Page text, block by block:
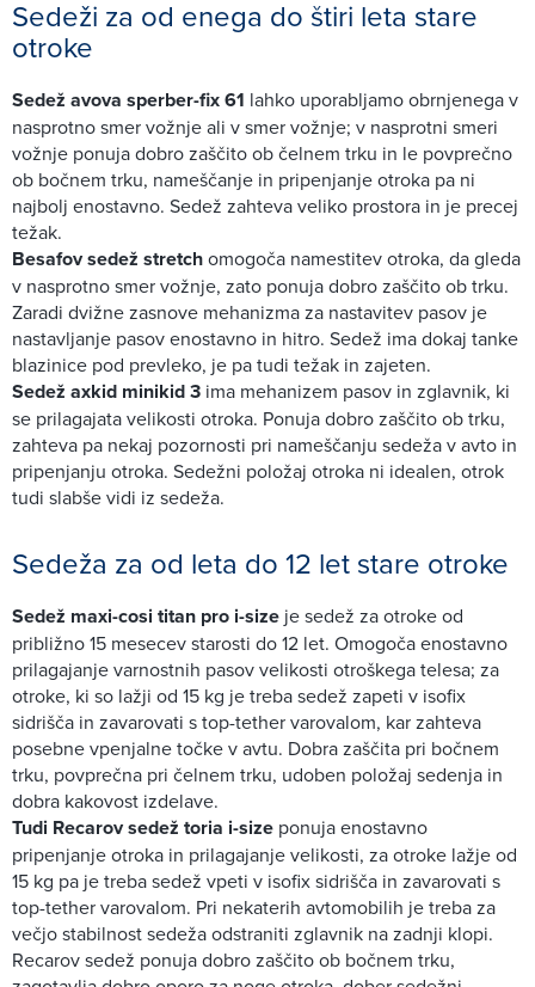
Sedeži za od enega do štiri leta stare
otroke
Sedež avova sperber-fix 61 lahko uporabljamo obrnjenega v
nasprotno smer vožnje ali v smer vožnje; v nasprotni smeri
vožnje ponuja dobro zaščito ob čelnem trku in le povprečno
ob bočnem trku, nameščanje in pripenjanje otroka pa ni
najbolj enostavno. Sedež zahteva veliko prostora in je precej
težak.
Besafov sedež stretchomogoča namestitev otroka, da gleda
v nasprotno smer vožnje, zato ponuja dobro zaščito ob trku.
Zaradi dvižne zasnove mehanizma za nastavitev pasov je
nastavljanje pasov enostavno in hitro. Sedež ima dokaj tanke
blazinice pod prevleko, je pa tudi težak in zajeten.
Sedež axkid minikid 3 ima mehanizem pasov in zglavnik, ki
se prilagajata velikosti otroka. Ponuja dobro zaščito ob trku,
zahteva pa nekaj pozornosti pri nameščanju sedeža v avto in
pripenjanju otroka. Sedežni položaj otroka ni idealen, otrok
tudi slabše vidi iz sedeža.
Sedeža za od leta do 12 let stare otroke
Sedež maxi-cosi titan pro i-size je sedež za otroke od
približno 15 mesecev starosti do 12 let. Omogoča enostavno
prilagajanje varnostnih pasov velikosti otroškega telesa; za
otroke, ki so lažji od 15 kg je treba sedež zapeti v isofix
sidrišča in zavarovati s top-tether varovalom, kar zahteva
posebne vpenjalne točke v avtu. Dobra zaščita pri bočnem
trku, povprečna pri čelnem trku, udoben položaj sedenja in
dobra kakovost izdelave.
Tudi Recarov sedež toria i-size ponuja enostavno
pripenjanje otroka in prilagajanje velikosti, za otroke lažje od
15 kg pa je treba sedež vpeti v isofix sidrišča in zavarovati s
top-tether varovalom. Pri nekaterih avtomobilih je treba za
večjo stabilnost sedeža odstraniti zglavnik na zadnji klopi.
Recarov sedež ponuja dobro zaščito ob bočnem trku,